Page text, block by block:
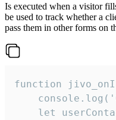
Is executed when a visitor
be used to track whether a
pass them in other forms on
function
let